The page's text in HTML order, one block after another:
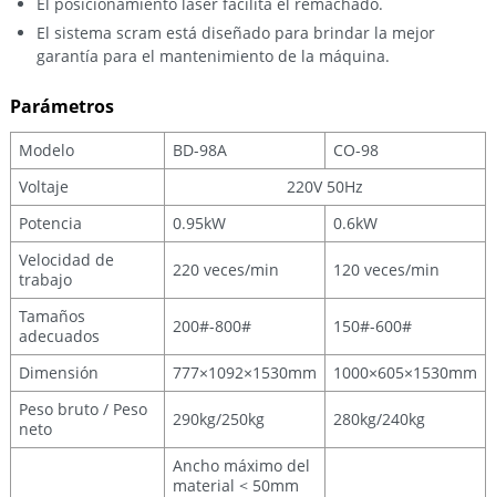
El sistema scram está diseñado para brindar la mejor
garantía para el mantenimiento de la máquina.
Parámetros
Modelo BD-98A
CO-98
Voltaje
220V 50Hz
Potencia
0.95kW
0.6kW
Velocidad de
trabajo
220 veces/min 120 veces/min
Tamaños
adecuados
200#-800# 150#-600#
Dimensión 777×1092×1530mm
1000×605×1530mm
Peso bruto / Peso
neto
290kg/250kg 280kg/240kg
Ancho máximo del
material < 50mm